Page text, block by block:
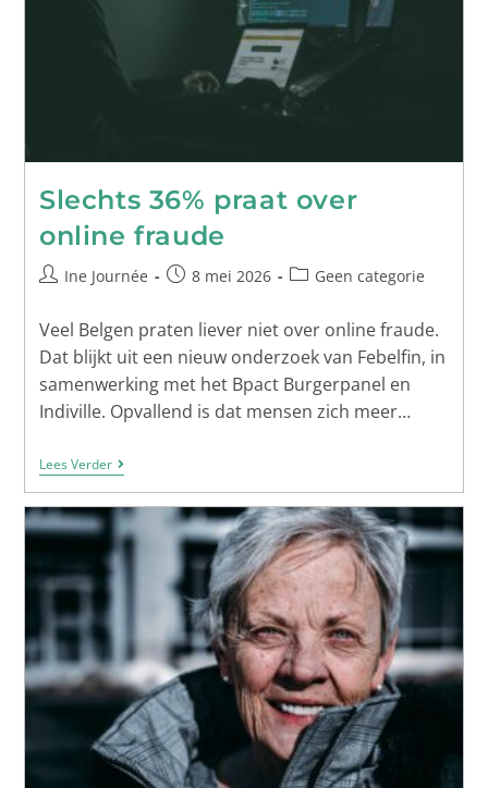
Slechts 36% praat over
online fraude
Ine Journée 8 mei 2026 Geen categorie
Veel Belgen praten liever niet over online fraude.
Dat blijkt uit een nieuw onderzoek van Febelfin, in
samenwerking met het Bpact Burgerpanel en
Indiville. Opvallend is dat mensen zich meer…
Lees Verder